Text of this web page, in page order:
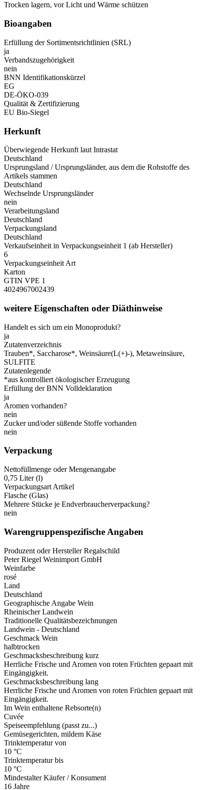
Trocken lagern, vor Licht und Wärme schützen
Bioangaben
Erfüllung der Sortimentsrichtlinien (SRL)
ja
Verbandszugehörigkeit
nein
BNN Identifikationskürzel
EG
DE-ÖKO-039
Qualität & Zertifizierung
EU Bio-Siegel
Herkunft
Überwiegende Herkunft laut Intrastat
Deutschland
Ursprungsland / Ursprungsländer, aus dem die Rohstoffe des
Artikels stammen
Deutschland
Wechselnde Ursprungsländer
nein
Verarbeitungsland
Deutschland
Verpackungsland
Deutschland
Verkaufseinheit in Verpackungseinheit 1 (ab Hersteller)
6
Verpackungseinheit Art
Karton
GTIN VPE 1
4024967002439
weitere Eigenschaften oder Diäthinweise
Handelt es sich um ein Monoprodukt?
ja
Zutatenverzeichnis
Trauben*, Saccharose*, Weinsäure(L(+)-), Metaweinsäure,
SULFITE
Zutatenlegende
*aus kontrolliert ökologischer Erzeugung
Erfüllung der BNN Volldeklaration
ja
Aromen vorhanden?
nein
Zucker und/oder süßende Stoffe vorhanden
nein
Verpackung
Nettofüllmenge oder Mengenangabe
0,75 Liter (l)
Verpackungsart Artikel
Flasche (Glas)
Mehrere Stücke je Endverbraucherverpackung?
nein
Warengruppenspezifische Angaben
Produzent oder Hersteller Regalschild
Peter Riegel Weinimport GmbH
Weinfarbe
rosé
Land
Deutschland
Geographische Angabe Wein
Rheinischer Landwein
Traditionelle Qualitätsbezeichnungen
Landwein - Deutschland
Geschmack Wein
halbtrocken
Geschmacksbeschreibung kurz
Herrliche Frische und Aromen von roten Früchten gepaart mit
Eingängigkeit.
Geschmacksbeschreibung lang
Herrliche Frische und Aromen von roten Früchten gepaart mit
Eingängigkeit.
Im Wein enthaltene Rebsorte(n)
Cuvée
Speiseempfehlung (passt zu...)
Gemüsegerichten, mildem Käse
Trinktemperatur von
10 °C
Trinktemperatur bis
10 °C
Mindestalter Käufer / Konsument
16 Jahre